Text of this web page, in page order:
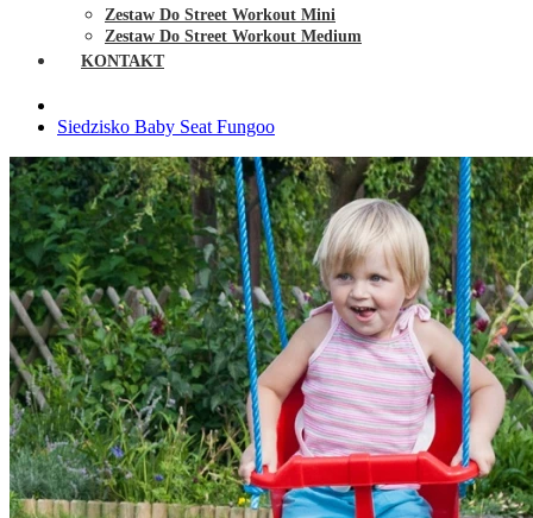
Zestaw Do Street Workout Mini
Zestaw Do Street Workout Medium
KONTAKT
Siedzisko Baby Seat Fungoo